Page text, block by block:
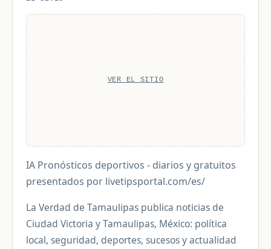
VER EL SITIO
IA Pronósticos deportivos - diarios y gratuitos
presentados por livetipsportal.com/es/
La Verdad de Tamaulipas publica noticias de
Ciudad Victoria y Tamaulipas, México: política
local, seguridad, deportes, sucesos y actualidad